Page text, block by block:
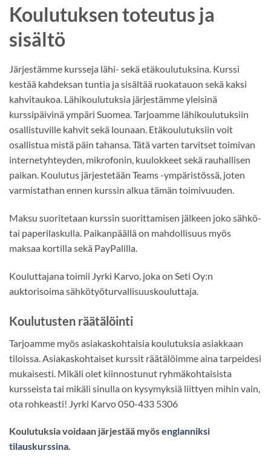
Koulutuksen toteutus ja
sisältö
Järjestämme kursseja lähi- sekä etäkoulutuksina. Kurssi
kestää kahdeksan tuntia ja sisältää ruokatauon sekä kaksi
kahvitaukoa. Lähikoulutuksia järjestämme yleisinä
kurssipäivinä ympäri Suomea. Tarjoamme lähikoulutuksiin
osallistuville kahvit sekä lounaan. Etäkoulutuksiin voit
osallistua mistä päin tahansa. Tätä varten tarvitset toimivan
internetyhteyden, mikrofonin, kuulokkeet sekä rauhallisen
paikan. Koulutus järjestetään Teams -ympäristössä, joten
varmistathan ennen kurssin alkua tämän toimivuuden.
Maksu suoritetaan kurssin suorittamisen jälkeen joko sähkö-
tai paperilaskulla. Paikanpäällä on mahdollisuus myös
maksaa kortilla sekä PayPalilla.
Kouluttajana toimii Jyrki Karvo, joka on Seti Oy:n
auktorisoima sähkötyöturvallisuuskouluttaja.
Koulutusten räätälöinti
Tarjoamme myös asiakaskohtaisia koulutuksia asiakkaan
tiloissa. Asiakaskohtaiset kurssit räätälöimme aina tarpeidesi
mukaisesti. Mikäli olet kiinnostunut ryhmäkohtaisista
kursseista tai mikäli sinulla on kysymyksiä liittyen mihin vain,
ota rohkeasti! Jyrki Karvo 050-433 5306
Koulutuksia voidaan järjestää myösenglanniksi
tilauskurssina.